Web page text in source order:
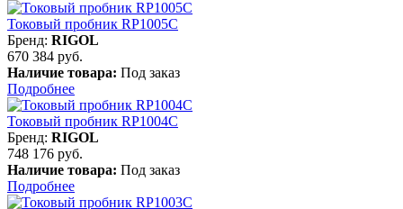
Токовый пробник RP1005C
Бренд: RIGOL
670 384 руб.
Наличие товара: Под заказ
Подробнее
Токовый пробник RP1004C
Бренд: RIGOL
748 176 руб.
Наличие товара: Под заказ
Подробнее